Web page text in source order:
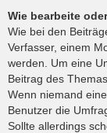
Wie bearbeite
Wie bei den
Verfasser, einem
werden. Um eine
Beitrag des
Wenn niemand
Benutzer die
Sollte allerdings